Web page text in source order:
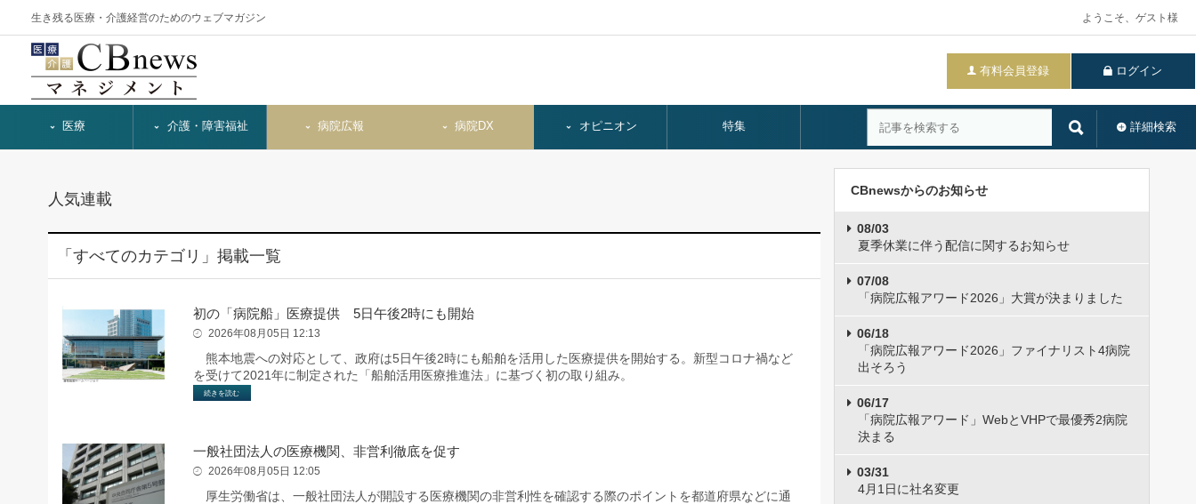
生き残る医療・介護経営のためのウェブマガジン ようこそ、ゲスト様
有料会員登録 ログイン
詳細検索
医療 介護・障害福祉 病院広報 病院DX オピニオン 特集
人気連載
「すべてのカテゴリ」掲載一覧
初の「病院船」医療提供 5日午後2時にも開始
2026年08月05日 12:13
熊本地震への対応として、政府は5日午後2時にも船舶を活用した医療提供を開始する。新型コロナ禍など
を受けて2021年に制定された「船舶活用医療推進法」に基づく初の取り組み。
続きを読む
一般社団法人の医療機関、非営利徹底を促す
2026年08月05日 12:05
厚生労働省は、一般社団法人が開設する医療機関の非営利性を確認する際のポイントを都道府県などに通
CBnewsからのお知らせ
08/03
夏季休業に伴う配信に関するお知らせ
07/08
「病院広報アワード2026」大賞が決まりました
06/18
「病院広報アワード2026」ファイナリスト4病院
出そろう
06/17
「病院広報アワード」WebとVHPで最優秀2病院
決まる
03/31
4月1日に社名変更